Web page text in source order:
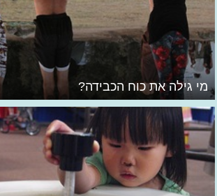
מי גילה את כוח הכבידה?